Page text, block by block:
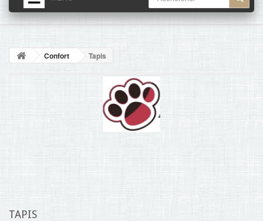
ACCUEIL
NOUVELLES
Confort Tapis
TAPIS